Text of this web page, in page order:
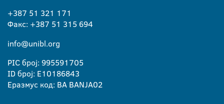
+387 51 321 171
Факс: +387 51 315 694
info@unibl.org
PIC број: 995591705
ID број: E10186843
Еразмус код: BA BANJA02